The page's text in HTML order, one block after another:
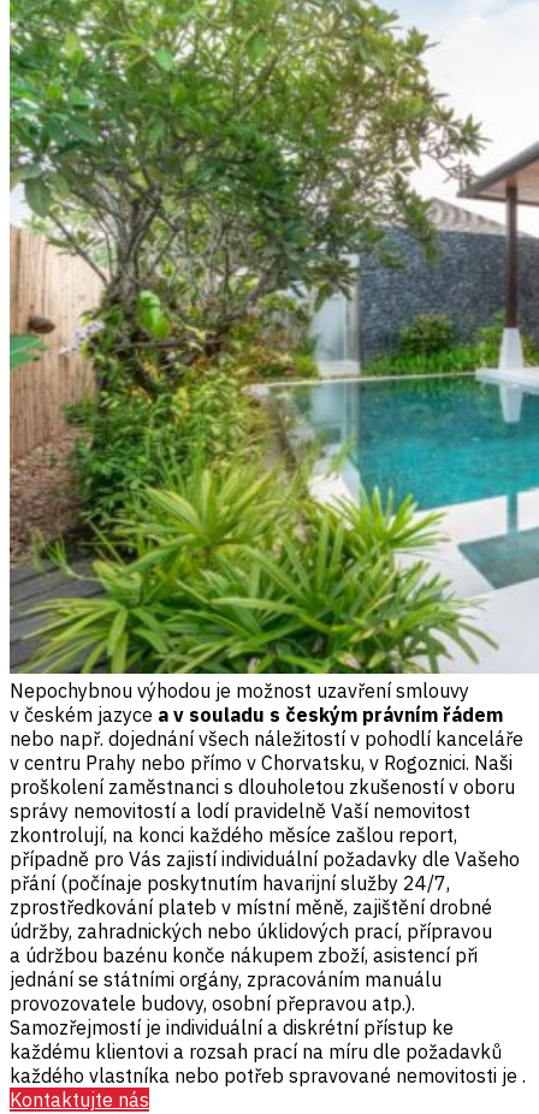
Nepochybnou výhodou je možnost uzavření smlouvy
v českém jazyce a v souladu s českým právním řádem
nebo např. dojednání všech náležitostí v pohodlí kanceláře
v centru Prahy nebo přímo v Chorvatsku, v Rogoznici. Naši
proškolení zaměstnanci s dlouholetou zkušeností v oboru
správy nemovitostí a lodí pravidelně Vaší nemovitost
zkontrolují, na konci každého měsíce zašlou report,
případně pro Vás zajistí individuální požadavky dle Vašeho
přání (počínaje poskytnutím havarijní služby 24/7,
zprostředkování plateb v místní měně, zajištění drobné
údržby, zahradnických nebo úklidových prací, přípravou
a údržbou bazénu konče nákupem zboží, asistencí při
jednání se státními orgány, zpracováním manuálu
provozovatele budovy, osobní přepravou atp.).
Samozřejmostí je individuální a diskrétní přístup ke
každému klientovi a rozsah prací na míru dle požadavků
každého vlastníka nebo potřeb spravované nemovitosti je .
Kontaktujte nás